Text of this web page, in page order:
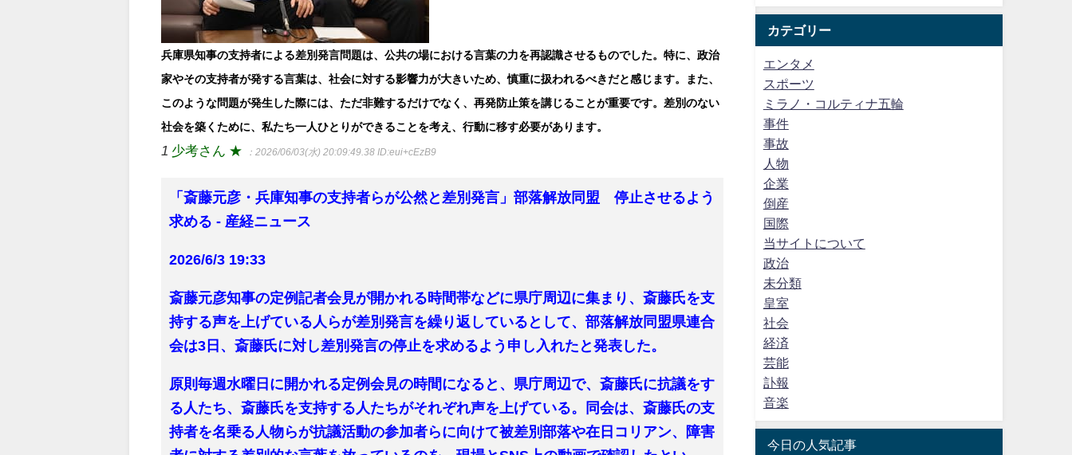
兵庫県知事の支持者による差別発言問題は、公共の場における言葉の力を再認識させるものでした。特に、政治
家やその支持者が発する言葉は、社会に対する影響力が大きいため、慎重に扱われるべきだと感じます。また、
このような問題が発生した際には、ただ非難するだけでなく、再発防止策を講じることが重要です。差別のない
社会を築くために、私たち一人ひとりができることを考え、行動に移す必要があります。
1 少考さん ★ ：2026/06/03(水) 20:09:49.38ID:eui+cEzB9
「斎藤元彦・兵庫知事の支持者らが公然と差別発言」部落解放同盟 停止させるよう
求める - 産経ニュース
2026/6/3 19:33
斎藤元彦知事の定例記者会見が開かれる時間帯などに県庁周辺に集まり、斎藤氏を支
持する声を上げている人らが差別発言を繰り返しているとして、部落解放同盟県連合
会は3日、斎藤氏に対し差別発言の停止を求めるよう申し入れたと発表した。
原則毎週水曜日に開かれる定例会見の時間になると、県庁周辺で、斎藤氏に抗議をす
る人たち、斎藤氏を支持する人たちがそれぞれ声を上げている。同会は、斎藤氏の支
持者を名乗る人物らが抗議活動の参加者らに向けて被差別部落や在日コリアン、障害
カテゴリー
エンタメ
スポーツ
ミラノ・コルティナ五輪
事件
事故
人物
企業
倒産
国際
当サイトについて
政治
未分類
皇室
社会
経済
芸能
訃報
音楽
今日の人気記事